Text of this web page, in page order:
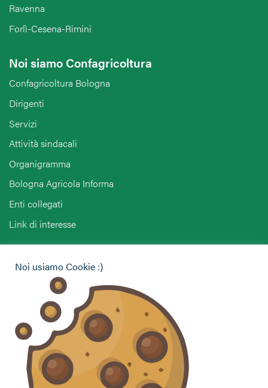
Ravenna
Forlì-Cesena-Rimini
Noi siamo Confagricoltura
Confagricoltura Bologna
Dirigenti
Servizi
Attività sindacali
Organigramma
Bologna Agricola Informa
Enti collegati
Link di interesse
Vuoi contattarci per ricevere assistenza, lasciare un
commento o chiedere informazioni?
CONTATTACI
Seguici sui social
Noi usiamo Cookie :)